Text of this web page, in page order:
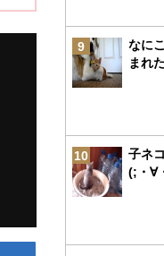
9
なに
まれ
10
子ネ
(;・∀